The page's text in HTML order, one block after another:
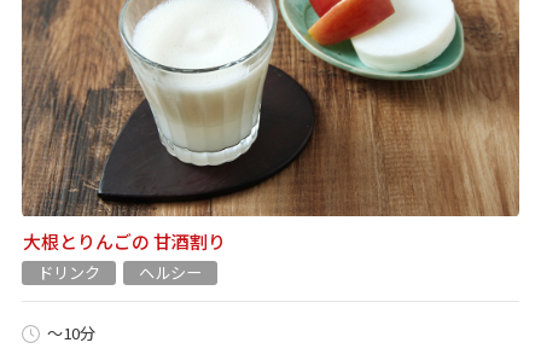
大根とりんごの 甘酒割り
ドリンク ヘルシー
～10分